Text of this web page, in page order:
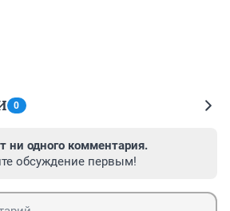
0
ни одного комментария.
обсуждение первым!